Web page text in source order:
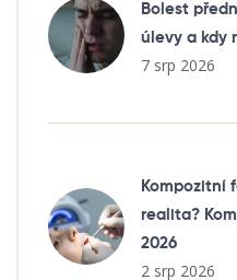
Bolest
úlevy a kdy
7 srp 2026
Kompozitní
realita?
2026
2 srp 2026